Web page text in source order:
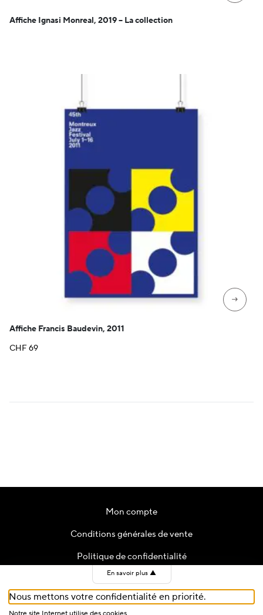
Affiche Ignasi Monreal, 2019 – La collection
→
Affiche Francis Baudevin, 2011
CHF69
Mon compte
Conditions générales de vente
Politique de confidentialité
Contact
Cookies
En savoir plus ▲
Nous mettons votre confidentialité en priorité.